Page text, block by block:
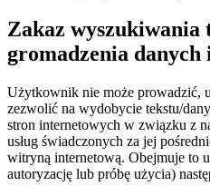
Zakaz wyszukiwania
gromadzenia
Użytkownik nie może prowadzić,
zezwolić na wydobycie tekstu/
stron internetowych w związku z
usług świadczonych za jej
witryną internetową. Obejmuje to
autoryzację lub próbę użycia)